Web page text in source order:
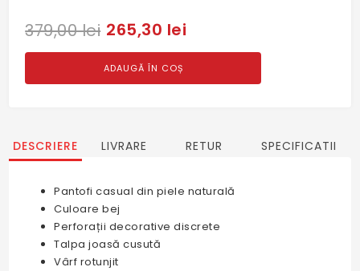
379,00 lei 265,30 lei
ADAUGĂ ÎN COȘ
DESCRIERE LIVRARE RETUR SPECIFICATII
Pantofi casual din piele naturală
Culoare bej
Perforații decorative discrete
Talpa joasă cusută
Vârf rotunjit